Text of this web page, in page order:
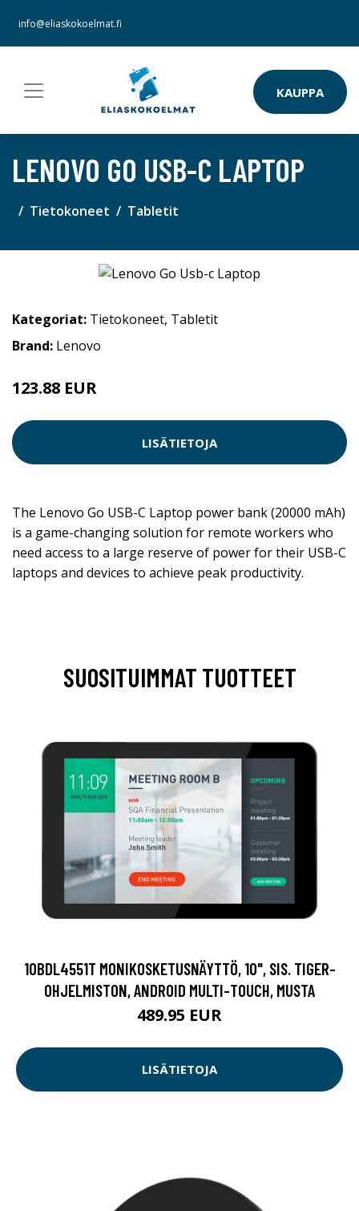
info@eliaskokoelmat.fi
KAUPPA
LENOVO GO USB-C LAPTOP
Tietokoneet Tabletit
Kategoriat: Tietokoneet, Tabletit
Brand: Lenovo
123.88 EUR
LISÄTIETOJA
The Lenovo Go USB-C Laptop power bank (20000 mAh)
is a game-changing solution for remote workers who
need access to a large reserve of power for their USB-C
laptops and devices to achieve peak productivity.
SUOSITUIMMAT TUOTTEET
10BDL4551T MONIKOSKETUSNÄYTTÖ, 10", SIS. TIGER-
OHJELMISTON, ANDROID MULTI-TOUCH, MUSTA
489.95 EUR
LISÄTIETOJA